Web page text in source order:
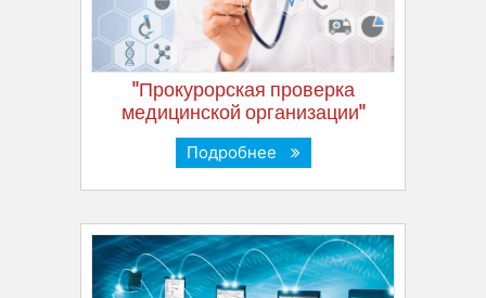
"Прокурорская проверка
медицинской организации"
Подробнее